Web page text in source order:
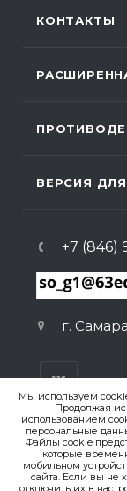
Мы используем
Продолжая
использованием
персональные
Файлы cookie
которые
мобильном
сайта. Если вы не
отключить их в
КОНТАКТЫ
ВЕРСИЯ
+7 (846)
г.
ВЕРСИЯ ДЛЯ
ПОЛИТИКА